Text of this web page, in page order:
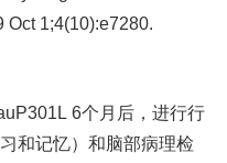
Oct 1;4(10):e7280.
6个月后，进行行
和记忆）和脑部病理检